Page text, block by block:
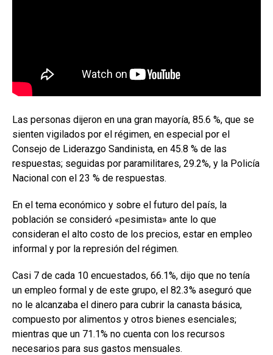
Las personas dijeron en una gran mayoría, 85.6 %, que se
sienten vigilados por el régimen, en especial por el
Consejo de Liderazgo Sandinista, en 45.8 % de las
respuestas; seguidas por paramilitares, 29.2%, y la Policía
Nacional con el 23 % de respuestas.
En el tema económico y sobre el futuro del país, la
población se consideró «pesimista» ante lo que
consideran el alto costo de los precios, estar en empleo
informal y por la represión del régimen.
Casi 7 de cada 10 encuestados, 66.1%, dijo que no tenía
un empleo formal y de este grupo, el 82.3% aseguró que
no le alcanzaba el dinero para cubrir la canasta básica,
compuesto por alimentos y otros bienes esenciales;
mientras que un 71.1% no cuenta con los recursos
necesarios para sus gastos mensuales.